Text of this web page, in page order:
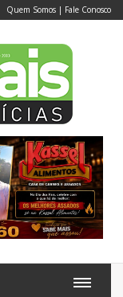
Quem Somos | Fale Conosco